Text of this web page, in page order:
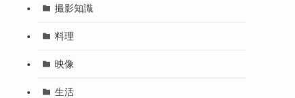
撮影知識
料理
映像
生活